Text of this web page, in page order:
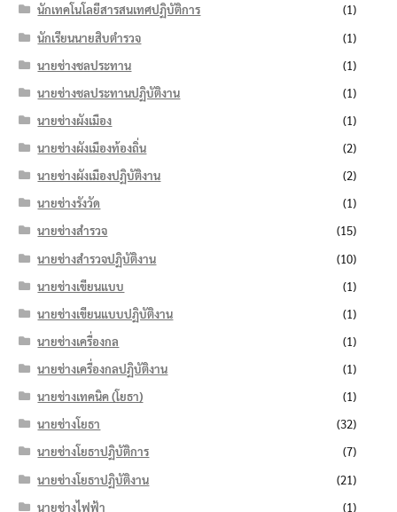
นักเทคโนโลยีสารสนเทศปฏิบัติการ
(1)
นักเรียนนายสิบตำรวจ
(1)
นายช่างชลประทาน
(1)
นายช่างชลประทานปฏิบัติงาน
(1)
นายช่างผังเมือง
(1)
นายช่างผังเมืองท้องถิ่น
(2)
นายช่างผังเมืองปฏิบัติงาน
(2)
นายช่างรังวัด
(1)
นายช่างสำรวจ
(15)
นายช่างสำรวจปฏิบัติงาน
(10)
นายช่างเขียนแบบ
(1)
นายช่างเขียนแบบปฏิบัติงาน
(1)
นายช่างเครื่องกล
(1)
นายช่างเครื่องกลปฏิบัติงาน
(1)
นายช่างเทคนิค (โยธา)
(1)
นายช่างโยธา
(32)
นายช่างโยธาปฏิบัติการ
(7)
นายช่างโยธาปฏิบัติงาน
(21)
นายช่างไฟฟ้า
(1)